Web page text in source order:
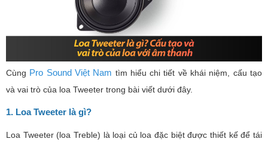
Cùng Pro Sound Việt Nam tìm hiểu chi tiết về khái niệm, cấu tạo
và vai trò của loa Tweeter trong bài viết dưới đây.
1. Loa Tweeter là gì?
Loa Tweeter (loa Treble) là loại củ loa đặc biệt được thiết kế để tái